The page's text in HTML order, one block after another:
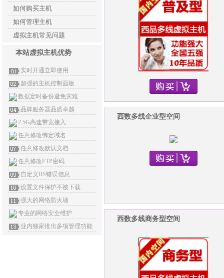
如何购买主机
如何管理主机
虚拟主机常见问题
本站虚拟主机优势
实时开通立即使用
超强的主机控制面板
数据定时备份避免灾难
品牌服务器品质卓越
2.5G高速带宽接入
任意修改绑定域名
任意修改默认文档
任意修改FTP密码
自定义IIS错误信息
设置文件保护不被下载
强大的网络防火墙
专业的网络安全维护
业内独家推出多项管理功能
西数多线企业型空间
西数多线商务型空间